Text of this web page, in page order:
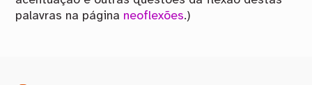
palavras na página neoflexões.)